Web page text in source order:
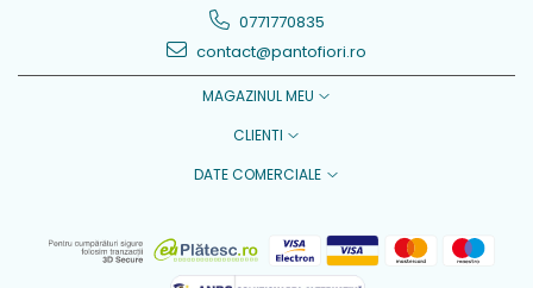
0771770835
contact@pantofiori.ro
MAGAZINUL MEU
CLIENTI
DATE COMERCIALE